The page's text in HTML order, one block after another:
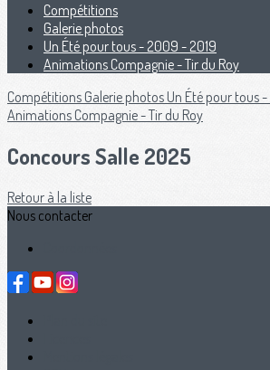
Compétitions
Galerie photos
Un Été pour tous - 2009 - 2019
Animations Compagnie - Tir du Roy
Compétitions Galerie photos Un Été pour tous
Animations Compagnie - Tir du Roy
Concours Salle 2025
Retour à la liste
Nous contacter